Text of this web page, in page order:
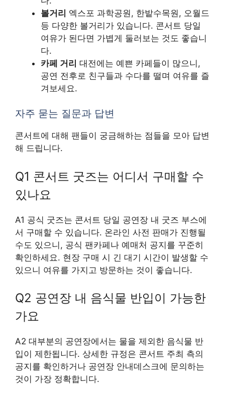
볼거리 엑스포 과학공원, 한밭수목원, 오월드
등 다양한 볼거리가 있습니다. 콘서트 당일
여유가 된다면 가볍게 둘러보는 것도 좋습니
다.
카페 거리 대전에는 예쁜 카페들이 많으니,
공연 전후로 친구들과 수다를 떨며 여유를 즐
겨보세요.
자주 묻는 질문과 답변
콘서트에 대해 팬들이 궁금해하는 점들을 모아 답변
해 드립니다.
Q1 콘서트 굿즈는 어디서 구매할 수
있나요
A1 공식 굿즈는 콘서트 당일 공연장 내 굿즈 부스에
서 구매할 수 있습니다. 온라인 사전 판매가 진행될
수도 있으니, 공식 팬카페나 예매처 공지를 꾸준히
확인하세요. 현장 구매 시 긴 대기 시간이 발생할 수
있으니 여유를 가지고 방문하는 것이 좋습니다.
Q2 공연장 내 음식물 반입이 가능한
가요
A2 대부분의 공연장에서는 물을 제외한 음식물 반
입이 제한됩니다. 상세한 규정은 콘서트 주최 측의
공지를 확인하거나 공연장 안내데스크에 문의하는
것이 가장 정확합니다.